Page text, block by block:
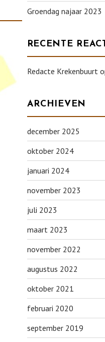
Groendag najaar 2023
RECENTE
Redacte Krekenbuurt
ARCHIEVEN
december 2025
oktober 2024
januari 2024
november 2023
juli 2023
maart 2023
november 2022
augustus 2022
oktober 2021
februari 2020
september 2019